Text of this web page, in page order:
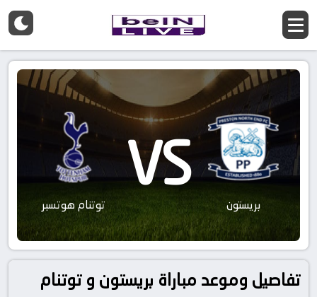
بريستون VS توتنام هوتسبر
تفاصيل وموعد مباراة بريستون و توتنام